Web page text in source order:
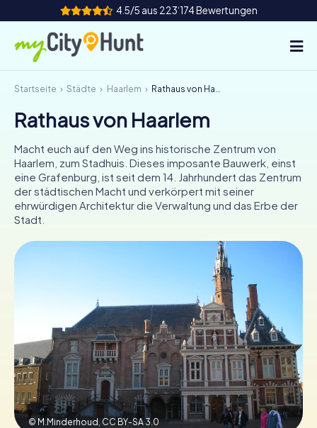
4.5/5 aus 223‘174 Bewertungen
So funktioniert's
Städte
Touren
Teamevent
Tickets
Tickets buchen
Gutscheine bestellen
Startseite Städte Haarlem Rathaus von Haarlem
Rathaus von Haarlem
Macht euch auf den Weg ins historische Zentrum von
Haarlem, zum Stadhuis. Dieses imposante Bauwerk, einst
eine Grafenburg, ist seit dem 14. Jahrhundert das Zentrum
der städtischen Macht und verkörpert mit seiner
ehrwürdigen Architektur die Verwaltung und das Erbe der
Stadt.
© M.Minderhoud,CC BY-SA 3.0